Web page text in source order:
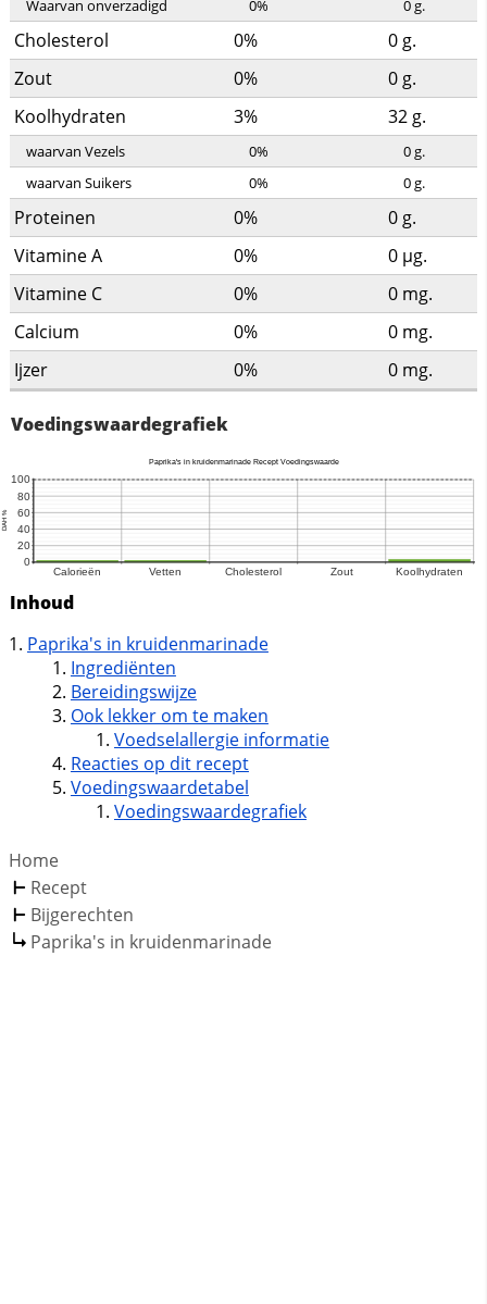
Waarvan onverzadigd 0% 0g.
Cholesterol 0% 0g.
Zout
0% 0g.
Koolhydraten
3% 32g.
waarvan Vezels 0% 0g.
waarvan Suikers
0% 0g.
Proteinen 0% 0g.
Vitamine A
0% 0 µg.
Vitamine C
0% 0 mg.
Calcium
0% 0 mg.
Ijzer
0% 0 mg.
Voedingswaardegrafiek
Inhoud
Paprika's in kruidenmarinade
Ingrediënten
Bereidingswijze
Ook lekker om te maken
Voedselallergie informatie
Reacties op dit recept
Voedingswaardetabel
Voedingswaardegrafiek
Home
Recept
Bijgerechten
Paprika's in kruidenmarinade